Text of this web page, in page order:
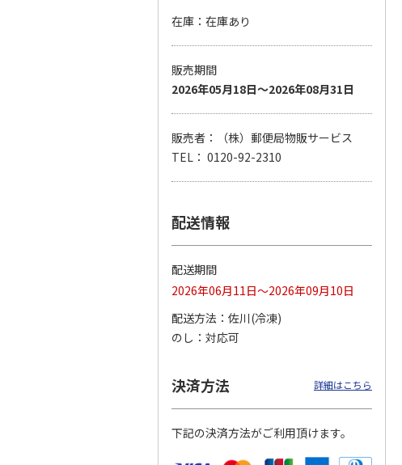
手】グリーティング
円…
5,500円
(送料別) (送料別)
在庫：在庫あり
販売期間
2026年05月18日～2026年08月31日
販売者：（株）郵便局物販サービス
TEL： 0120-92-2310
配送情報
配送期間
2026年06月11日～2026年09月10日
配送方法
佐川(冷凍)
のし
対応可
決済方法 詳細はこちら
下記の決済方法がご利用頂けます。